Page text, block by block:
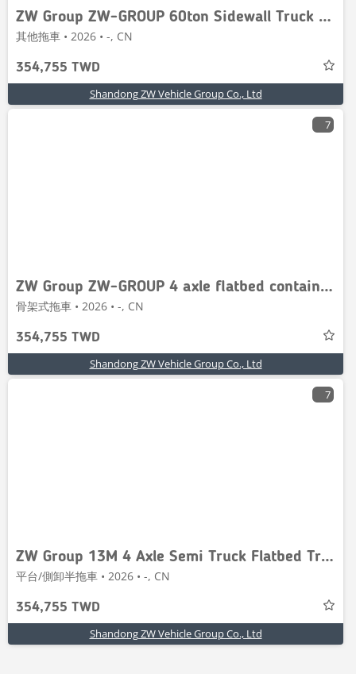
ZW Group ZW-GROUP 60ton Sidewall Truck Trailer
其他拖車 • 2026 • -, CN
354,755 TWD
Shandong ZW Vehicle Group Co., Ltd
7
ZW Group ZW-GROUP 4 axle flatbed container semi tr
骨架式拖車 • 2026 • -, CN
354,755 TWD
Shandong ZW Vehicle Group Co., Ltd
7
ZW Group 13M 4 Axle Semi Truck Flatbed Trailer
平台/側卸半拖車 • 2026 • -, CN
354,755 TWD
Shandong ZW Vehicle Group Co., Ltd